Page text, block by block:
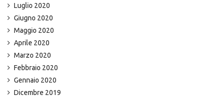
Luglio 2020
Giugno 2020
Maggio 2020
Aprile 2020
Marzo 2020
Febbraio 2020
Gennaio 2020
Dicembre 2019